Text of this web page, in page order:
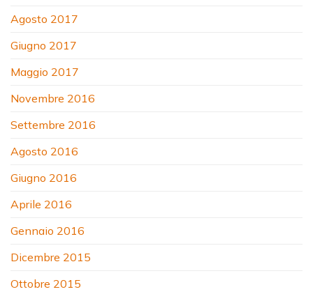
Agosto 2017
Giugno 2017
Maggio 2017
Novembre 2016
Settembre 2016
Agosto 2016
Giugno 2016
Aprile 2016
Gennaio 2016
Dicembre 2015
Ottobre 2015